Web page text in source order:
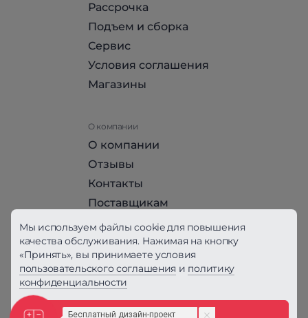
Рассрочка
Подъем и сборка
Сервис
Условия соглашения
Магазины
О компании
О компании
Отзывы
Контакты
Поставщикам
Стать партнером HomeHit
Политика конфиденциальности
Вся информация на сайте, за исключением
офертой, определяемой положениями ст. 437
Мы используем файлы cookie для повышения
качества обслуживания. Нажимая на кнопку
«Принять», вы принимаете условия
пользовательского соглашения и политику
конфиденциальности
Принять